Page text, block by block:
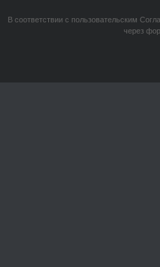
В соответствии с пользовательским
через